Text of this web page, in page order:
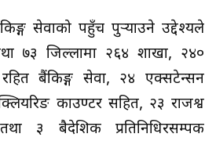
सेवाको पहुँच पुर्‍याउने उद्देश्यले
७३ जिल्लामा २६४ शाखा, २४०
बैंकिङ्ग सेवा, २४ एक्सटेन्सन
काउण्टर सहित, २३ राजश्व
३ बैदेशिक प्रतिनिधिरसम्पर्क